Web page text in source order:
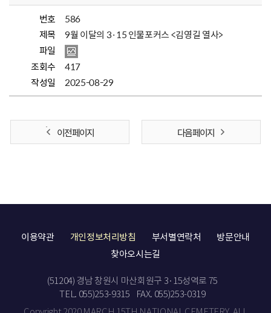
번호
586
제목
9월 이달의 3·15 인물포커스 <김영길 열사>
파일
조회수
417
작성일
2025-08-29
이전 페이지 다음 페이지
이용약관 개인정보처리방침 부서별연락처
방문안내
찾아오시는길
(51204) 경남 창원시 마산회원구 3·15성역로 75
TEL. 055)253-9315
FAX. 055)253-0319